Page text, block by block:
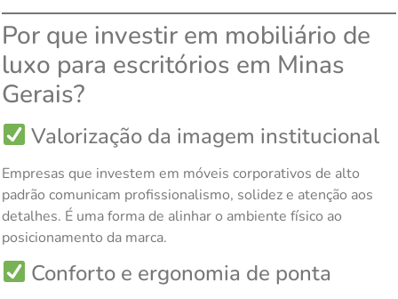
Por que investir em mobiliário de
luxo para escritórios em Minas
Gerais?
Valorização da imagem institucional
Empresas que investem em móveis corporativos de alto
padrão comunicam profissionalismo, solidez e atenção aos
detalhes. É uma forma de alinhar o ambiente físico ao
posicionamento da marca.
Conforto e ergonomia de ponta